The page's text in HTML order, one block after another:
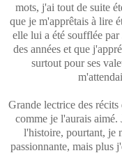
mots, j'ai tout de suite
que je m'apprêtais à lire
elle lui a été soufflée
des années et que
surtout pour ses
Grande lectrice des
comme je l'aurais aimé.
l'histoire, pourtant, je
passionnante, mais plus